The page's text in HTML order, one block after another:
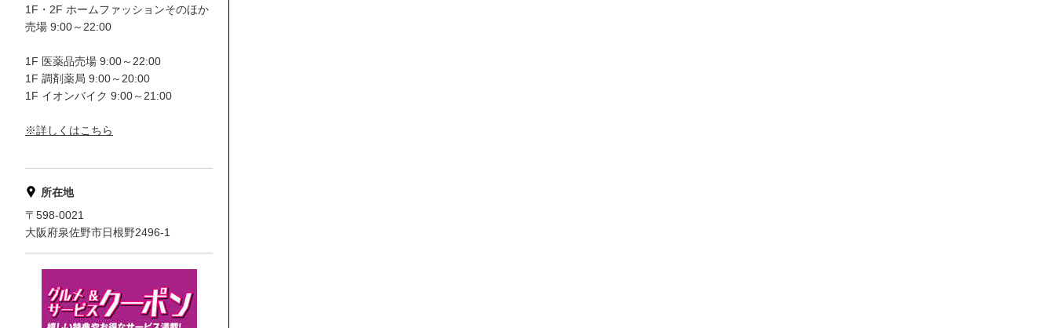
1F・2F ホームファッションそのほか
売場 9:00～22:00
1F 医薬品売場 9:00～22:00
1F 調剤薬局 9:00～20:00
1F イオンバイク 9:00～21:00
※詳しくはこちら
所在地
〒598-0021
大阪府泉佐野市日根野2496-1